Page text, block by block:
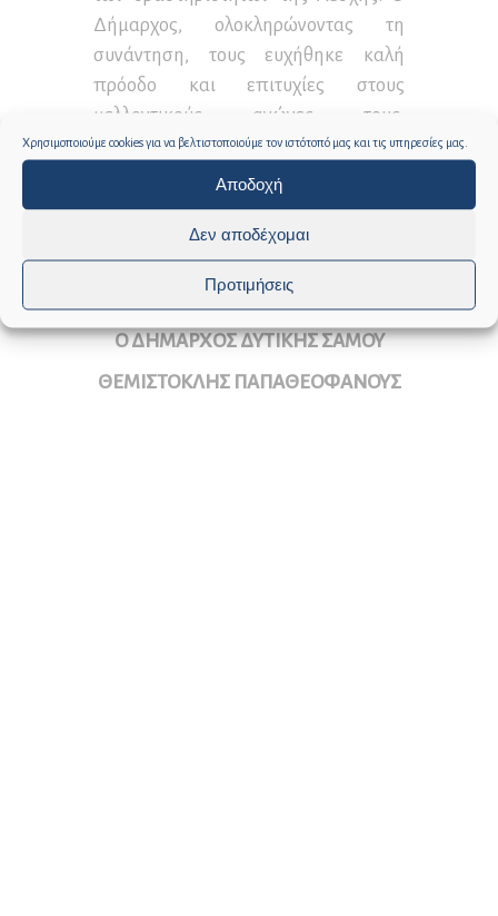
Χρησιμοποιούμε cookies για να βελτιστοποιούμε τον ιστότοπό μας και τις υπηρεσίες μας.
Αποδοχή
Δεν αποδέχομαι
Προτιμήσεις
Δήμαρχος, ολοκληρώνοντας τη
συνάντηση, τους ευχήθηκε καλή
πρόοδο και επιτυχίες στους
μελλοντικούς αγώνες τους,
υπογραμμίζοντας τη διαρκή πρόθεση
του Δήμου να στηρίζει δράσεις που
προάγουν την πνευματική ανάπτυξη
και δημιουργικότητα των νέων του
τόπου.
Ο ΔΗΜΑΡΧΟΣ ΔΥΤΙΚΗΣ ΣΑΜΟΥ
ΘΕΜΙΣΤΟΚΛΗΣ ΠΑΠΑΘΕΟΦΑΝΟΥΣ